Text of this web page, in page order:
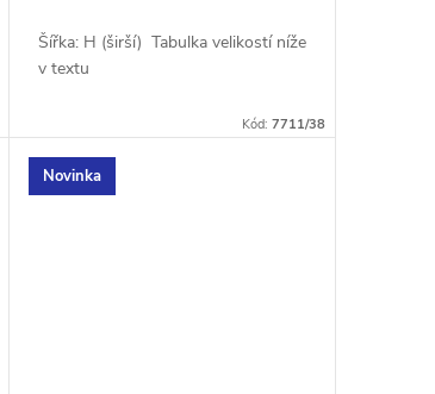
Šířka: H (širší) Tabulka velikostí níže
v textu
Kód: 7711/38
Novinka